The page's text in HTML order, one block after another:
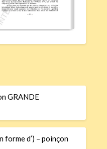
GRANDE
forme d’) – poinçon